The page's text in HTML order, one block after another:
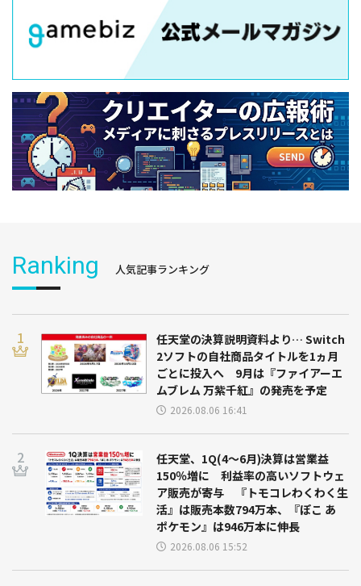
Ranking 人気記事ランキング
任天堂の決算説明資料より… Switch
2ソフトの自社商品タイトルを1ヵ月
ごとに投入へ 9月は『ファイアーエ
ムブレム 万紫千紅』の発売を予定
2026.08.06 16:41
任天堂、1Q(4～6月)決算は営業益
150％増に 利益率の高いソフトウェ
ア販売が寄与 『トモコレわくわく生
活』は販売本数794万本、『ぽこ あ
ポケモン』は946万本に伸長
2026.08.06 15:52